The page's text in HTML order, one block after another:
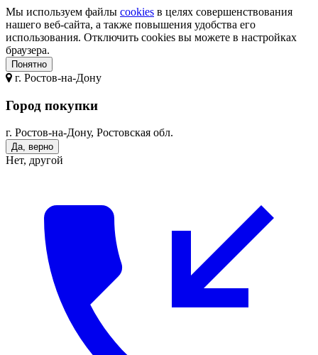
Мы используем файлы cookies в целях совершенствования
нашего веб-сайта, а также повышения удобства его
использования. Отключить cookies вы можете в настройках
браузера.
Понятно
г. Ростов-на-Дону
Город покупки
г. Ростов-на-Дону, Ростовская обл.
Да, верно
Нет, другой